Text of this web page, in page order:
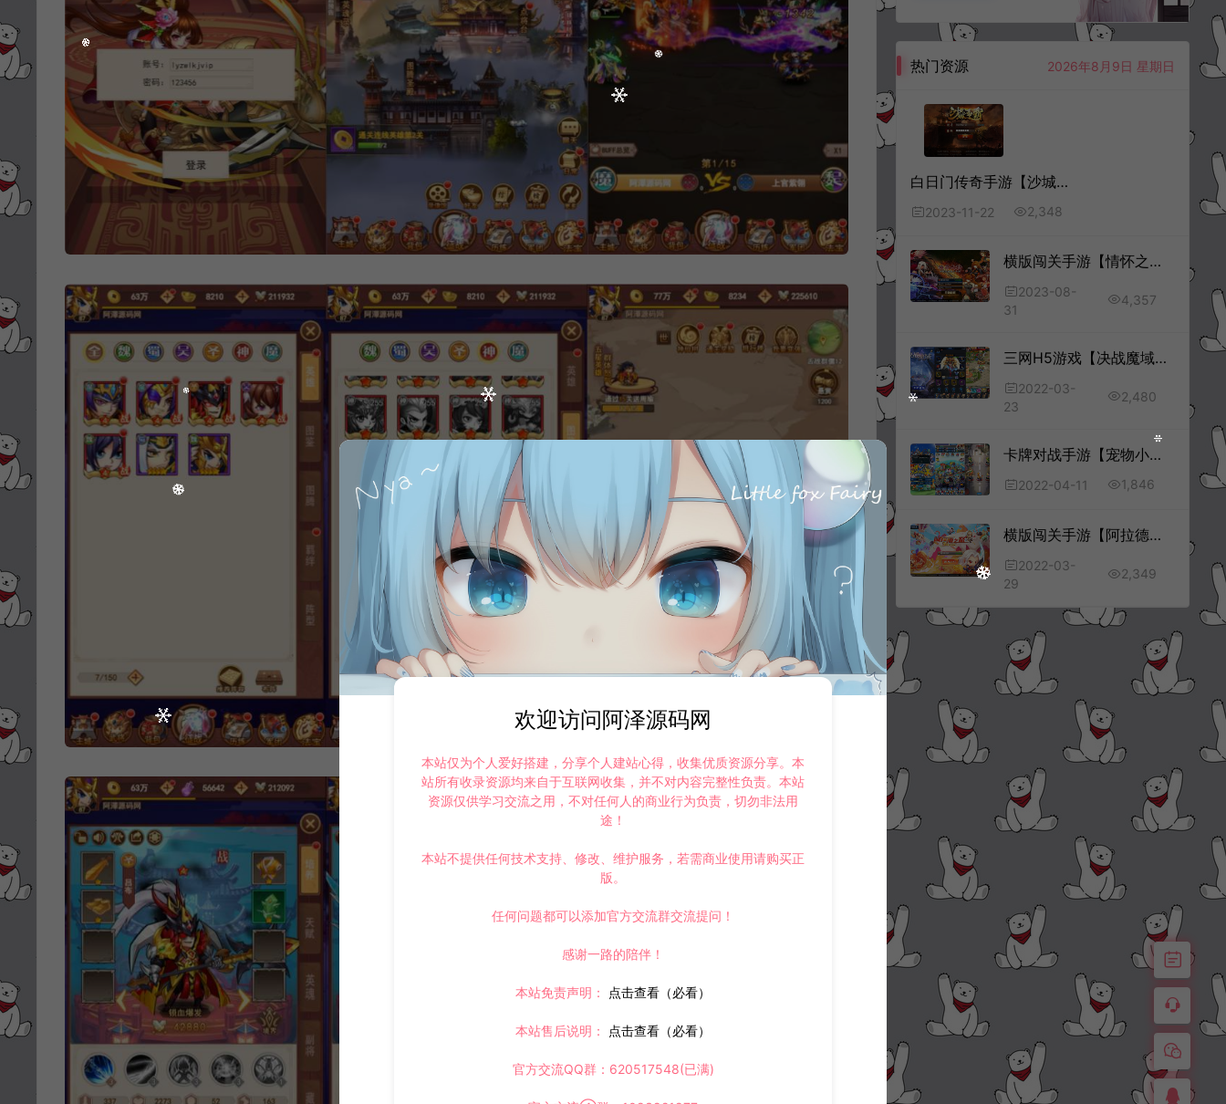
热门资源 2026年8月9日 星期日
白日门传奇手游【沙城争霸三职业】11月最新整理Win一键服务端+明文资源+GM后台+安卓苹果双端+详细搭建教程+视频教程
2023-11-22 2,348
横版闯关手游【情怀之传奇大陆阿拉德】8月最新整理Linux手工服务端+推广图+WEB管理后台+GM授权后台+安卓苹果双端+详细搭建教程
2023-08-
31
4,357
三网H5游戏【决战魔域H5】3月最新整理win一键服务端+GM授权后台
2022-03-
23
2,480
卡牌对战手游【宠物小精灵口袋版】4月最新整理Win一键服务端+充值后台+安卓苹果双端+详细搭建教程
2022-04-11 1,846
横版闯关手游【阿拉德之怒_后台大陆】3月最新整理Linux手工服务端+运营后台+代理后台+卡密后台+详细架设教程+安卓苹果双端
2022-03-
29
2,349
欢迎访问阿泽源码网
本站仅为个人爱好搭建，分享个人建站心得，收集优质资源分享。本
站所有收录资源均来自于互联网收集，并不对内容完整性负责。本站
资源仅供学习交流之用，不对任何人的商业行为负责，切勿非法用
途！
本站不提供任何技术支持、修改、维护服务，若需商业使用请购买正
版。
任何问题都可以添加官方交流群交流提问！
感谢一路的陪伴！
本站免责声明： 点击查看（必看）
本站售后说明： 点击查看（必看）
官方交流QQ群：620517548(已满)